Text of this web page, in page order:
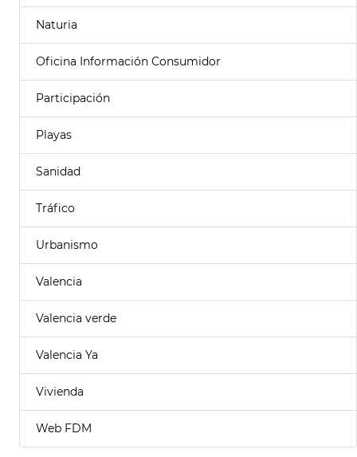
Naturia
Oficina Información Consumidor
Participación
Playas
Sanidad
Tráfico
Urbanismo
Valencia
Valencia verde
Valencia Ya
Vivienda
Web FDM